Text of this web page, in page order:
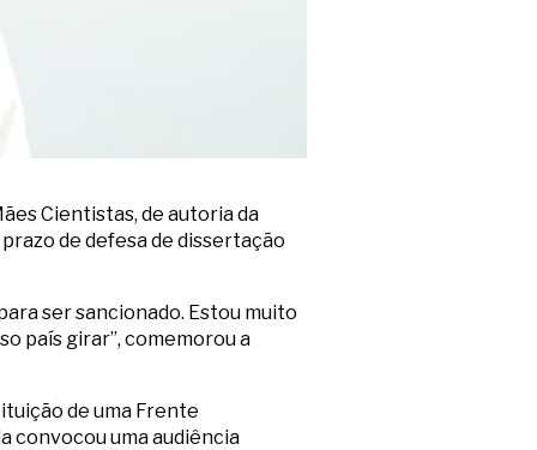
Cientistas, de autoria da
de defesa de dissertação
ser sancionado. Estou muito
país girar”, comemorou a
de uma Frente
convocou uma audiência